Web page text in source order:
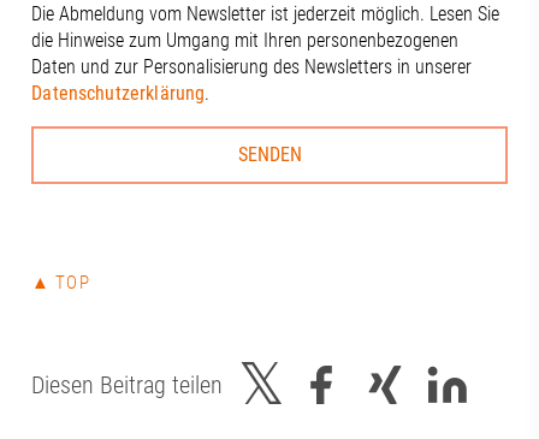
Die Abmeldung vom Newsletter ist jederzeit möglich. Lesen Sie
die Hinweise zum Umgang mit Ihren personenbezogenen
Daten und zur Personalisierung des Newsletters in unserer
Datenschutzerklärung.
▲ TOP
Diesen Beitrag teilen